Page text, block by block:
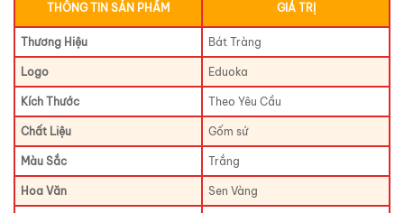
THÔNG TIN SẢN PHẨM GIÁ TRỊ
Thương Hiệu Bát Tràng
Logo Eduoka
Kích Thước Theo Yêu Cầu
Chất Liệu Gốm sứ
Màu Sắc Trắng
Hoa Văn Sen Vàng